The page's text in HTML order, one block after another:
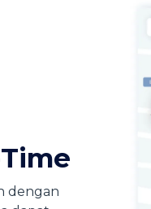
dengan